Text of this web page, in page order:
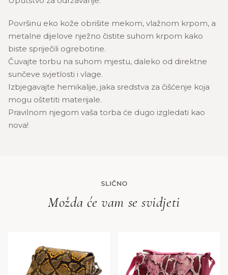
Površinu eko kože obrišite mekom, vlažnom krpom, a
metalne dijelove nježno čistite suhom krpom kako
biste spriječili ogrebotine.
Čuvajte torbu na suhom mjestu, daleko od direktne
sunčeve svjetlosti i vlage.
Izbjegavajte hemikalije, jaka sredstva za čišćenje koja
mogu oštetiti materijale.
Pravilnom njegom vaša torba će dugo izgledati kao
nova!
SLIČNO
Možda će vam se svidjeti